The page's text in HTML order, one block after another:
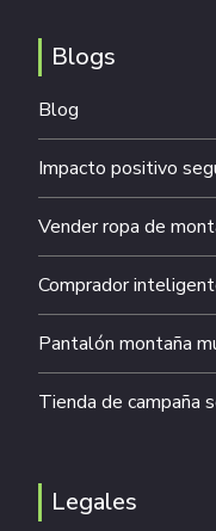
Blogs
Blog
Impacto positivo
Vender ropa de
Comprador
Pantalón montaña
Tienda de campaña
Legales